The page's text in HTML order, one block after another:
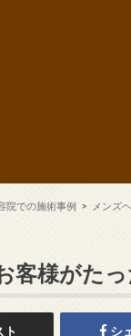
院での施術事例 メンズ
客様がた
ト シ